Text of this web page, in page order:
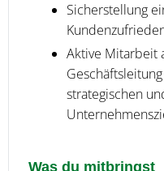
Sicherstellung
Aktive Mitarbeit
strategischen
Was du mitbringst